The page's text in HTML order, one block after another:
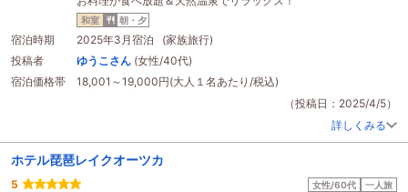
たです。唯一要望を言えるなら、キッチンがたくさんあるのにおままごとの玩
具が少なかったので増やしてもらえると嬉しいです。
部屋は新しくはなく畳にシミなどもありましたが、料金を考えれば許容範囲で
した。布団もセルフで敷いて下さいとのことでしたが、我が家的には気楽でよ
かったです。
待ちに待った夕食でしたが、この日は沖縄フェアとのこと。正直「滋賀に来て
沖縄？！」と少し戸惑いました（笑）17時半からでしたが最初30分程我が家
以外食事する方がおらず、またまた貸切状態でした。が、一通り並んだメニュ
ーを見て皆テンションが上がりました。海ぶどう・刺身等の前菜と赤身ステー
キ（こちらはビュッフェではなく人数分）、目の前で作ってもらえる沖縄そ
ば、ガーリックシュリンプ、ラフテー、グァバ・マンゴージュース（ジューサ
ーで作った感じの濃厚なもの）、ブルーシールアイス等のデザート、見るから
和室 朝・夕
宿泊時期
2025年3月宿泊 (家族旅行)
投稿者
ゆうこさん (女性/40代)
宿泊価格帯
18,001～19,000円(大人１名あたり/税込)
（投稿日：2025/4/5）
詳しくみる
ホテル琵琶レイクオーツカ
5 女性/60代 一人旅